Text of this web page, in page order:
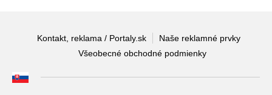
Kontakt, reklama / Portaly.sk
Naše reklamné prvky
Všeobecné obchodné podmienky